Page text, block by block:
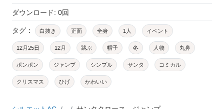
ダウンロード: 0回
タグ： 白抜き 正面 全身 1人 イベント
12月25日 12月 跳ぶ 帽子 冬 人物 丸鼻
ポンポン ジャンプ シンプル サンタ コミカル
クリスマス ひげ かわいい